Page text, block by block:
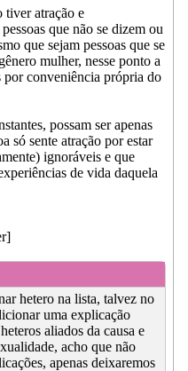
tiver atração e
que não se dizem ou
que sejam pessoas que se
mulher, nesse ponto a
por conveniência própria do
possam ser apenas
só sente atração por estar
ignoráveis e que
de vida daquela
hetero na lista, talvez no
uma explicação
aliados da causa e
acho que não
apenas deixaremos